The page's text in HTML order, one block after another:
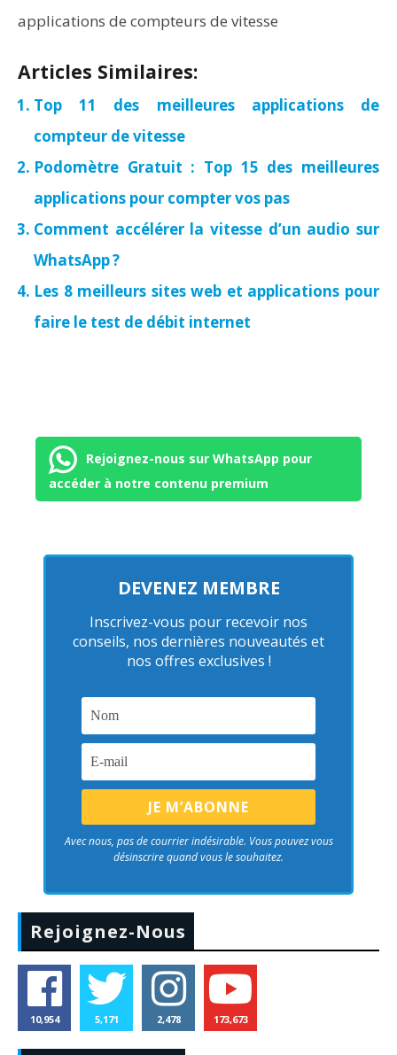
applications de compteurs de vitesse
Articles Similaires:
Top 11 des meilleures applications de
compteur de vitesse
Podomètre Gratuit : Top 15 des meilleures
applications pour compter vos pas
Comment accélérer la vitesse d’un audio sur
WhatsApp ?
Les 8 meilleurs sites web et applications pour
faire le test de débit internet
Rejoignez-nous sur WhatsApp pour
accéder à notre contenu premium
DEVENEZ MEMBRE
Inscrivez-vous pour recevoir nos
conseils, nos dernières nouveautés et
nos offres exclusives !
Avec nous, pas de courrier indésirable. Vous pouvez vous
désinscrire quand vous le souhaitez.
Rejoignez-Nous
10,954 5,171 2,478 173,673